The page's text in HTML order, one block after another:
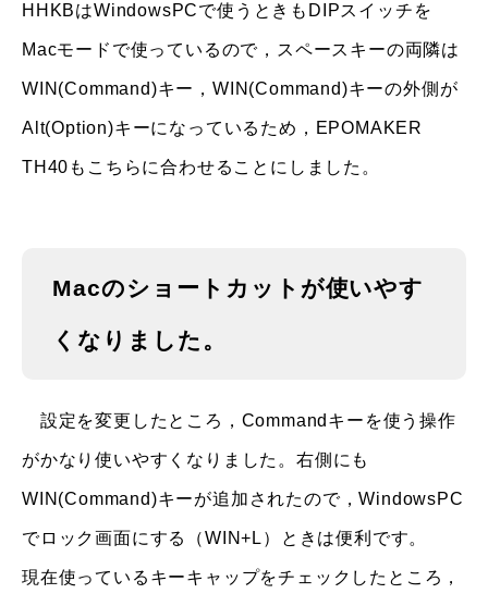
HHKBはWindowsPCで使うときもDIPスイッチを
Macモードで使っているので，スペースキーの両隣は
WIN(Command)キー，WIN(Command)キーの外側が
Alt(Option)キーになっているため，EPOMAKER
TH40もこちらに合わせることにしました。
Macのショートカットが使いやす
くなりました。
設定を変更したところ，Commandキーを使う操作
がかなり使いやすくなりました。右側にも
WIN(Command)キーが追加されたので，WindowsPC
でロック画面にする（WIN+L）ときは便利です。
現在使っているキーキャップをチェックしたところ，